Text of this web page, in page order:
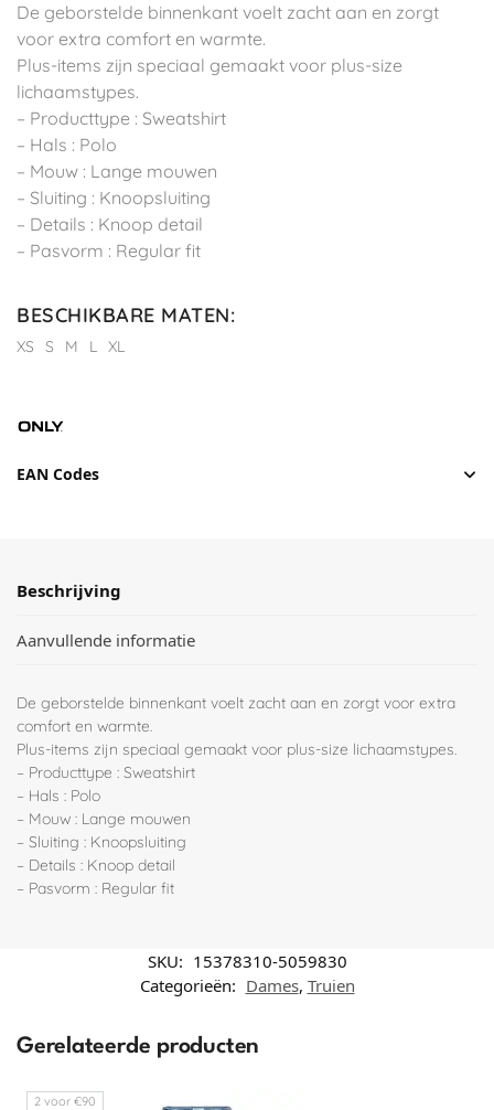
De geborstelde binnenkant voelt zacht aan en zorgt
voor extra comfort en warmte.
Plus-items zijn speciaal gemaakt voor plus-size
lichaamstypes.
– Producttype : Sweatshirt
– Hals : Polo
– Mouw : Lange mouwen
– Sluiting : Knoopsluiting
– Details : Knoop detail
– Pasvorm : Regular fit
BESCHIKBARE MATEN:
XS S M L XL
EAN Codes
Beschrijving
Aanvullende informatie
De geborstelde binnenkant voelt zacht aan en zorgt voor extra
comfort en warmte.
Plus-items zijn speciaal gemaakt voor plus-size lichaamstypes.
– Producttype : Sweatshirt
– Hals : Polo
– Mouw : Lange mouwen
– Sluiting : Knoopsluiting
– Details : Knoop detail
– Pasvorm : Regular fit
SKU: 15378310-5059830
Categorieën: Dames, Truien
Gerelateerde producten
2 voor €90